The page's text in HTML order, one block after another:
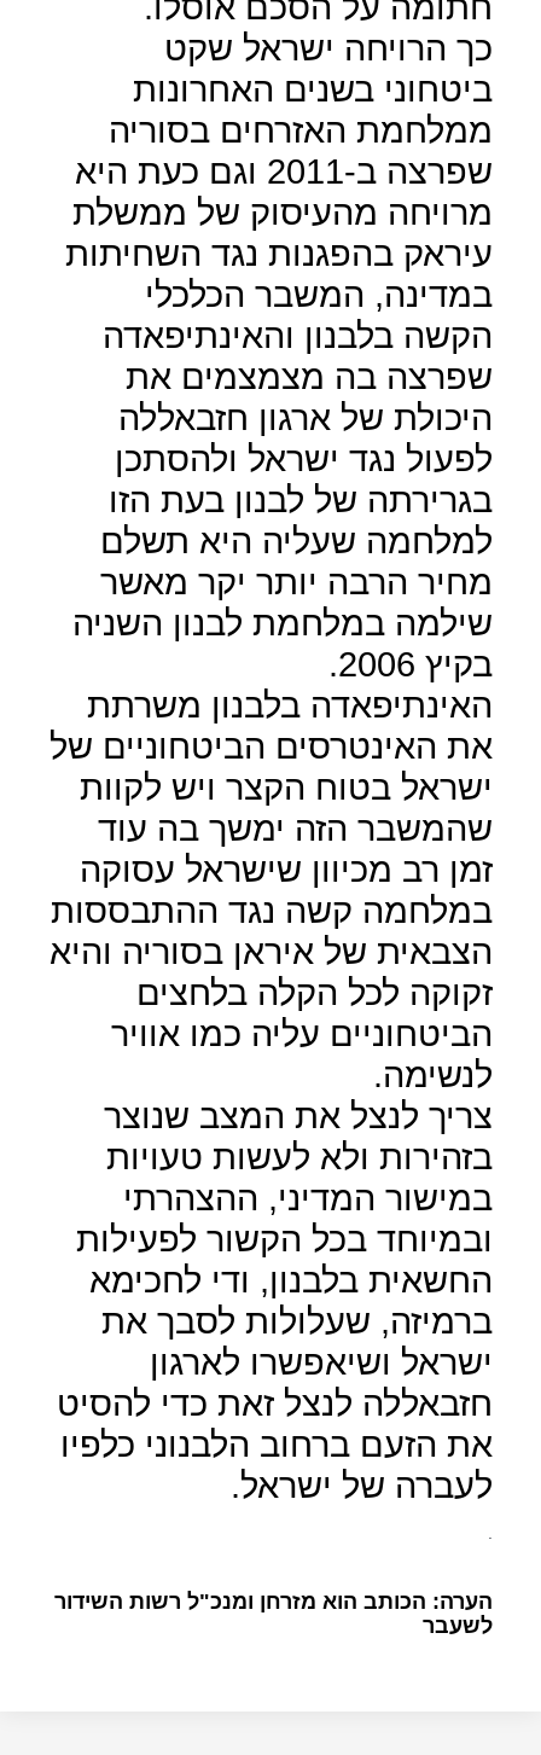
כך הרויחה ישראל שקט
ביטחוני בשנים האחרונות
ממלחמת האזרחים בסוריה
שפרצה ב-2011 וגם כעת היא
מרויחה מהעיסוק של ממשלת
עיראק בהפגנות נגד השחיתות
במדינה, המשבר הכלכלי
הקשה בלבנון והאינתיפאדה
שפרצה בה מצמצמים את
היכולת של ארגון חזבאללה
לפעול נגד ישראל ולהסתכן
בגרירתה של לבנון בעת הזו
למלחמה שעליה היא תשלם
מחיר הרבה יותר יקר מאשר
שילמה במלחמת לבנון השניה
בקיץ 2006.
האינתיפאדה בלבנון משרתת
את האינטרסים הביטחוניים של
ישראל בטוח הקצר ויש לקוות
שהמשבר הזה ימשך בה עוד
זמן רב מכיוון שישראל עסוקה
במלחמה קשה נגד ההתבססות
הצבאית של איראן בסוריה והיא
זקוקה לכל הקלה בלחצים
הביטחוניים עליה כמו אוויר
לנשימה.
צריך לנצל את המצב שנוצר
בזהירות ולא לעשות טעויות
במישור המדיני, ההצהרתי
ובמיוחד בכל הקשור לפעילות
החשאית בלבנון, ודי לחכימא
ברמיזה, שעלולות לסבך את
ישראל ושיאפשרו לארגון
חזבאללה לנצל זאת כדי להסיט
את הזעם ברחוב הלבנוני כלפיו
לעברה של ישראל.
הערה: הכותב הוא מזרחן ומנכ"ל רשות השידור
לשעבר